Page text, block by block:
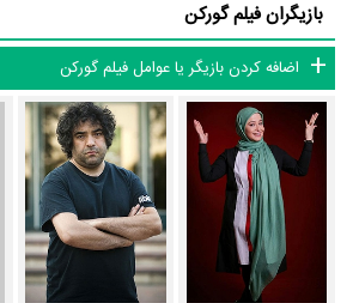
از محتوا و داستان فیلم گورکن چقدر اطلاع دارید؟
ملایی نوشته شده است.
در خلاصه داستانی که یا از سوی تیم رسانه‌ای اثر و یا
داستان گورکن منتشر شده است، می‌خوانیم: «زنی به
درست در آستانه ازدواج مجدد درگیر چالشی
می‌شود که مسیر زندگی او را دچار تغییراتی مهم
فیلم گورکن و کارنامه فعالیت کارگردان و بازیگران
بازیگران فیلم گورکن
اضافه کردن بازیگر یا عوامل فیلم گورکن